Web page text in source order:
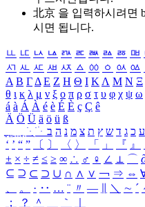
北京 을 입력하시려면
시면 됩니다.
ㅥ ㅦ ㅧ ㅨ ㅩ ㅪ ㅫ ㅬ ㅭ ㅮ
ㅺ ㅻ ㅼ ㅽ ㅾ ㅿ ㆀ ㆁ ㆂ ㆃ
Α Β ΓΔ Ε Ζ Η Θ Ι ΚΛ Μ Ν Ξ
θ ι κ λ μ ν ξ ο π ρ σ τ υ φ χ ψ ω
á à Á À é è É È ç Ç ê
Ä Ö Ü ä ö ü ß
ִֶֹ ֻּ ׁׂ ע כ ג ד ש ץ ת צ מ נ ה ב
‘ ’ “ ” 〔 〕 〈 〉 「 」 『 』
± × ÷ ≠ ≤ ≥ ∞ ∴ ♂ ♀ ∠ ⊥ ⌒
⊆ ⊇ ⊂ ⊃ ∪ ∩ ∧ ∨ ￢ ⇒ ⇔
、
。 · ‥ … ¨ 〃 ― ＼ ∼ ´
；
？ ＾ ｀